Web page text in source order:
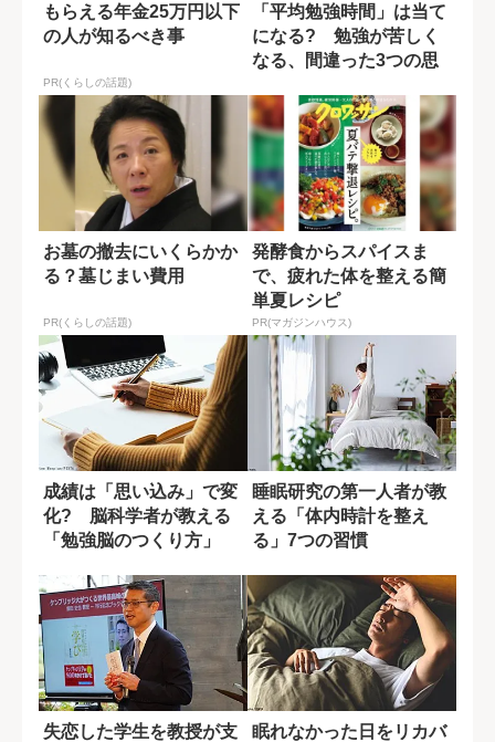
もらえる年金25万円以下
の人が知るべき事
PR(くらしの話題)
「平均勉強時間」は当て
になる? 勉強が苦しく
なる、間違った3つの思
お墓の撤去にいくらかか
る？墓じまい費用
PR(くらしの話題)
発酵食からスパイスま
で、疲れた体を整える簡
単夏レシピ
PR(マガジンハウス)
成績は「思い込み」で変
化? 脳科学者が教える
「勉強脳のつくり方」
睡眠研究の第一人者が教
える「体内時計を整え
る」7つの習慣
失恋した学生を教授が支
眠れなかった日をリカバ